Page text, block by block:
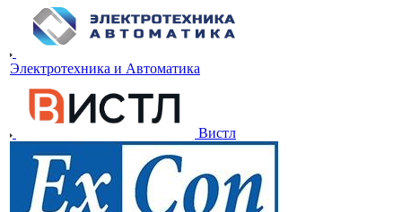
Электротехника и Автоматика
Вистл